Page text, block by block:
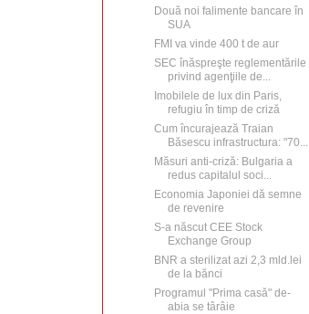
Două noi falimente bancare în
SUA
FMI va vinde 400 t de aur
SEC înăspreşte reglementările
privind agenţiile de...
Imobilele de lux din Paris,
refugiu în timp de criză
Cum încurajează Traian
Băsescu infrastructura: "70...
Măsuri anti-criză: Bulgaria a
redus capitalul soci...
Economia Japoniei dă semne
de revenire
S-a născut CEE Stock
Exchange Group
BNR a sterilizat azi 2,3 mld.lei
de la bănci
Programul "Prima casă" de-
abia se târâie